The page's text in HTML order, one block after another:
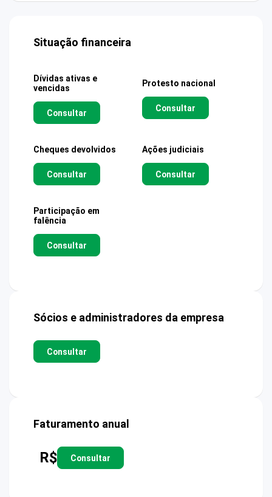
Situação financeira
Dívidas ativas e
vencidas
Consultar
Protesto nacional
Consultar
Cheques devolvidos
Consultar
Ações judiciais
Consultar
Participação em
falência
Consultar
Sócios e administradores da empresa
Consultar
Faturamento anual
R$ Consultar